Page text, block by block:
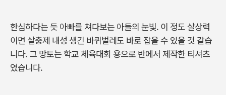
한심하다는 듯 아빠를 쳐다보는 아들의 눈빛. 이 정도 살상력
이면 살충제 내성 생긴 바퀴벌레도 바로 잡을 수 있을 것 같습
니다. 그 망토는 학교 체육대회 용으로 반에서 제작한 티셔츠
였습니다.